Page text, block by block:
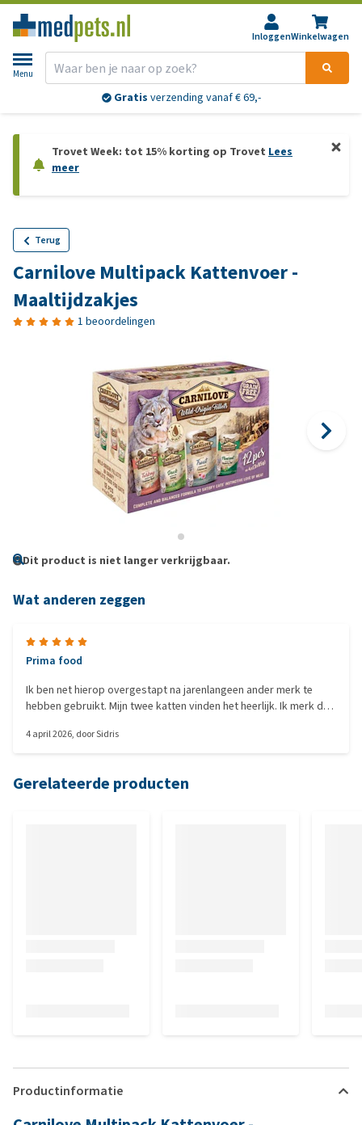
InloggenWinkelwagen
Menu
Gratis verzending vanaf € 69,-
Trovet Week: tot 15% korting op Trovet Lees
meer
Terug
Carnilove Multipack Kattenvoer -
Maaltijdzakjes
1 beoordelingen
Dit product is niet langer verkrijgbaar.
Wat anderen zeggen
Prima food
Ik ben net hierop overgestapt na jarenlangeen ander merk te
hebben gebruikt. Mijn twee katten vinden het heerlijk. Ik merk dat
tevreden.
4 april 2026, doorSidris
Gerelateerde producten
Productinformatie